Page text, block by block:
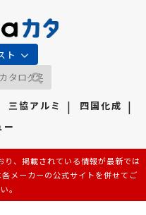
ト
三協アルミ
四国化成
ー
、掲載されている情報が最新では
メーカーの公式サイトを併せてご
。